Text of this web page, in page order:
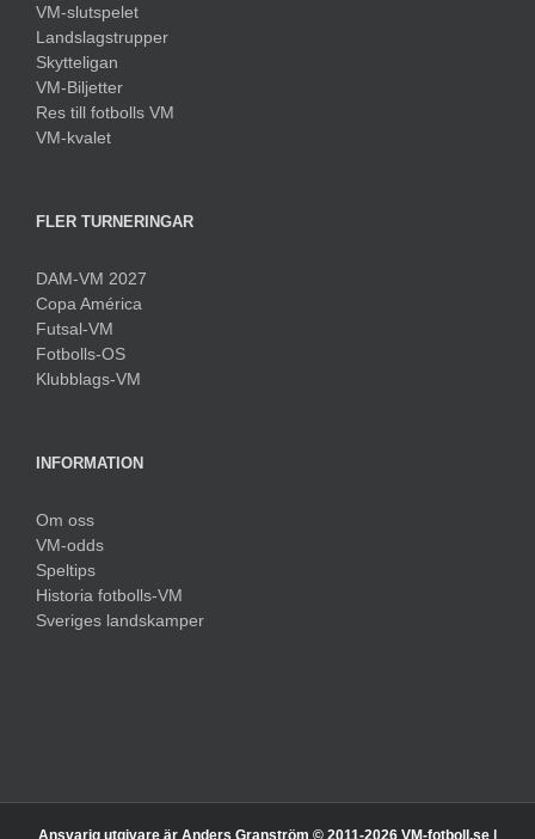
VM-slutspelet
Landslagstrupper
Skytteligan
VM-Biljetter
Res till fotbolls VM
VM-kvalet
FLER TURNERINGAR
DAM-VM 2027
Copa América
Futsal-VM
Fotbolls-OS
Klubblags-VM
INFORMATION
Om oss
VM-odds
Speltips
Historia fotbolls-VM
Sveriges landskamper
Ansvarig utgivare är Anders Granström © 2011-2026 VM-fotboll.se |